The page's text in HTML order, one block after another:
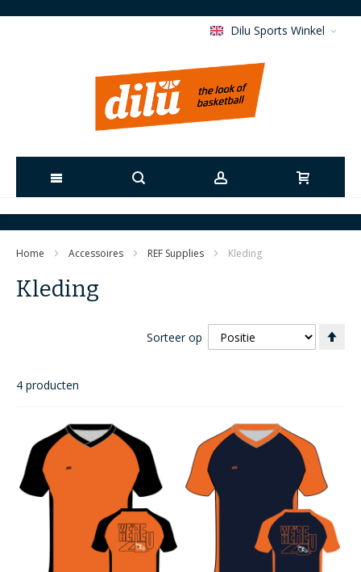
Dilu Sports Winkel
inhoud
Home Accessoires REF Supplies Kleding
Kleding
4 producten
Sorteer op